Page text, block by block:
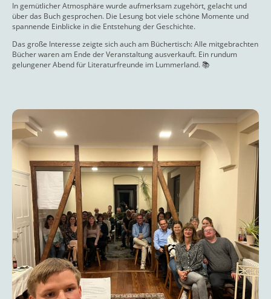
In gemütlicher Atmosphäre wurde aufmerksam zugehört, gelacht und
über das Buch gesprochen. Die Lesung bot viele schöne Momente und
spannende Einblicke in die Entstehung der Geschichte.
Das große Interesse zeigte sich auch am Büchertisch: Alle mitgebrachten
Bücher waren am Ende der Veranstaltung ausverkauft. Ein rundum
gelungener Abend für Literaturfreunde im Lummerland. 📚